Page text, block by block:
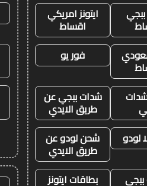
ايتونز امريكي
اقساط
فور يو
شدات ببجي عن
طريق الايدي
لودو
شحن لودو عن
طريق الايدي
بطاقات ايتونز